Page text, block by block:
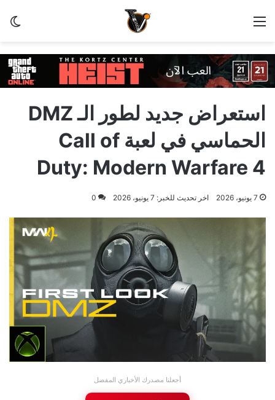
القائمة
استعراض جديد لطور الـ DMZ
الحماسي في لعبة Call of
Duty: Modern Warfare 4
7 يونيو، 2026 اخر تحديث للخبر: 7 يونيو، 2026 0
أجعلنا مصدرك الأخباري المفضل